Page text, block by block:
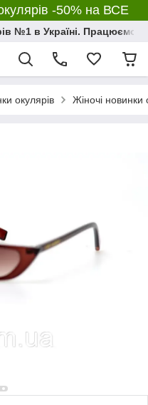
-50% на ВСЕ
№1 в Україні. Працюємо з
окулярів Жіночі новинки